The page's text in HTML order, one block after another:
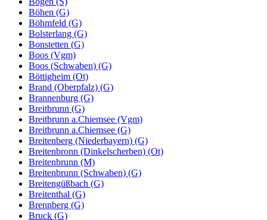
Böhen (G)
Böhmfeld (G)
Bolsterlang (G)
Bonstetten (G)
Boos (Vgm)
Boos (Schwaben) (G)
Böttigheim (Ot)
Brand (Oberpfalz) (G)
Brannenburg (G)
Breitbrunn (G)
Breitbrunn a.Chiemsee (Vgm)
Breitbrunn a.Chiemsee (G)
Breitenberg (Niederbayern) (G)
Breitenbronn (Dinkelscherben) (Ot)
Breitenbrunn (M)
Breitenbrunn (Schwaben) (G)
Breitengüßbach (G)
Breitenthal (G)
Brennberg (G)
Bruck (G)